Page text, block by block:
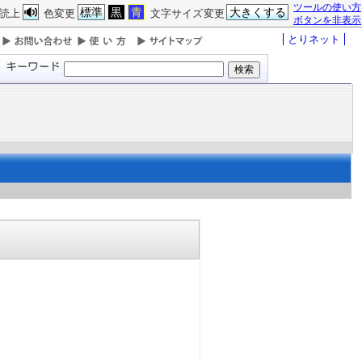
ツールの使い方
ボタンを非表示
文字サイズ変更 大きくする
色変更 標準 黒 青
読上
とりネット